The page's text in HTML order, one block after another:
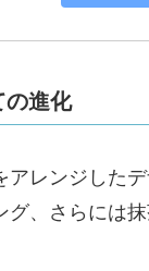
の進化
レンジした
グ、さらには